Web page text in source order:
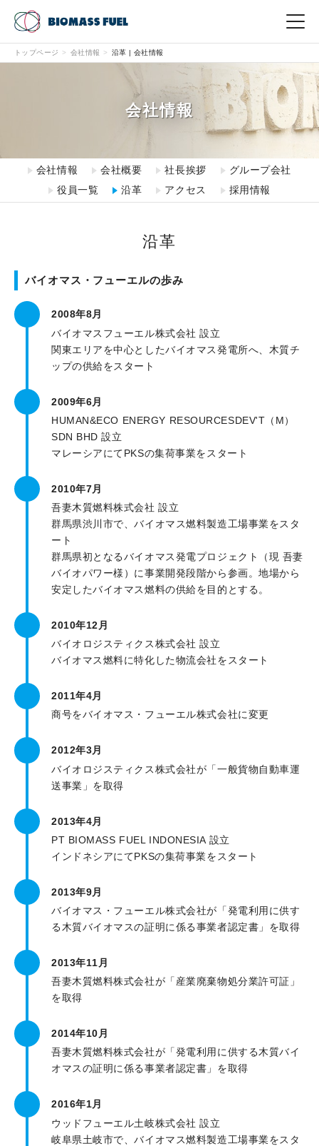
English 中文（繁体） 中文（簡体）
現場から
お問い合わせ
採用情報
トップページ 会社情報 沿革 | 会社情報
会社情報
会社情報 会社概要 社長挨拶
グループ会社
役員一覧
沿革 アクセス 採用情報
沿革
バイオマス・フューエルの歩み
2008年8月
バイオマスフューエル株式会社 設立
関東エリアを中心としたバイオマス発電所へ、木質チ
ップの供給をスタート
2009年6月
HUMAN&ECO ENERGY RESOURCESDEV'T（M）
SDN BHD 設立
マレーシアにてPKSの集荷事業をスタート
2010年7月
吾妻木質燃料株式会社 設立
群馬県渋川市で、バイオマス燃料製造工場事業をスタ
ート
群馬県初となるバイオマス発電プロジェクト（現 吾妻
バイオパワー様）に事業開発段階から参画。地場から
安定したバイオマス燃料の供給を目的とする。
2010年12月
バイオロジスティクス株式会社 設立
バイオマス燃料に特化した物流会社をスタート
2011年4月
商号をバイオマス・フューエル株式会社に変更
2012年3月
バイオロジスティクス株式会社が「一般貨物自動車運
送事業」を取得
2013年4月
PT BIOMASS FUEL INDONESIA 設立
インドネシアにてPKSの集荷事業をスタート
2013年9月
バイオマス・フューエル株式会社が「発電利用に供す
る木質バイオマスの証明に係る事業者認定書」を取得
2013年11月
吾妻木質燃料株式会社が「産業廃棄物処分業許可証」
を取得
2014年10月
吾妻木質燃料株式会社が「発電利用に供する木質バイ
オマスの証明に係る事業者認定書」を取得
2016年1月
ウッドフューエル土岐株式会社 設立
岐阜県土岐市で、バイオマス燃料製造工場事業をスタ